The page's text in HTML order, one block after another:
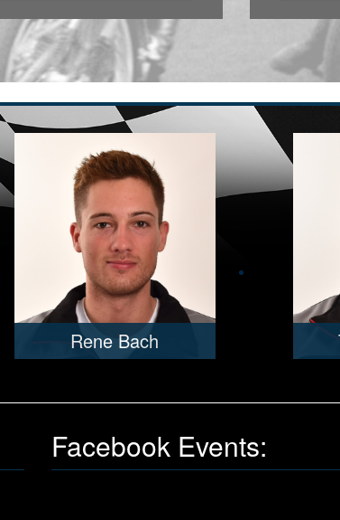
028 × 742
Rene Bach
Facebook Events: